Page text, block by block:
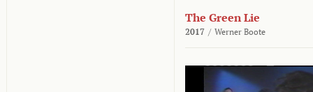
The Green Lie
2017 / Werner Boote